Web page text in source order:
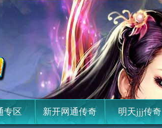
专区 新开网通传奇 明天jjj传奇